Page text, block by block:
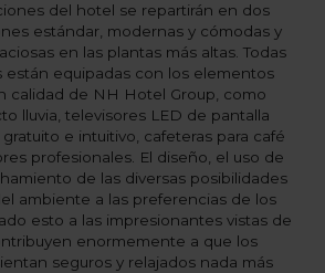
del hotel se repartirán en dos
estándar, modernas y cómodas y
en las plantas más altas. Todas
están equipadas con los elementos
calidad de NH Hotel Group, como
lluvia, televisores LED de pantalla
e intuitivo, cafeteras para café
profesionales. El diseño, el uso de
de las diversas posibilidades
ambiente a las preferencias de los
esto a las impresionantes vistas de
enormemente a que los
seguros y relajados nada más